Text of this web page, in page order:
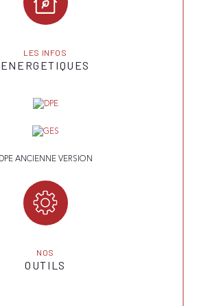
LES INFOS
ENERGETIQUES
DPE ANCIENNE VERSION
NOS
OUTILS